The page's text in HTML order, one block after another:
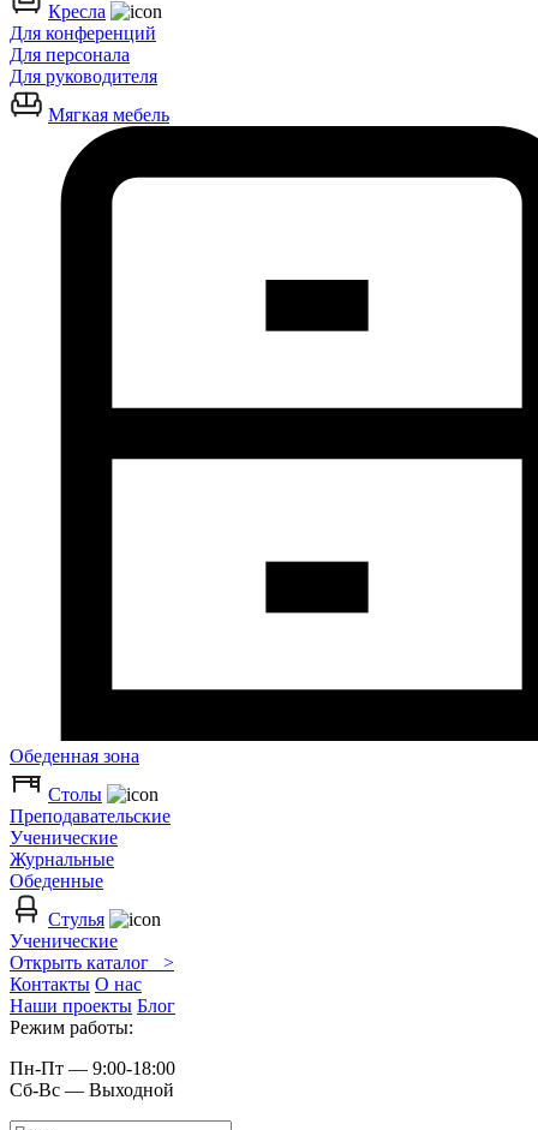
Кресла
Для конференций
Для персонала
Для руководителя
Мягкая мебель
Обеденная зона
Столы
Преподавательские
Ученические
Журнальные
Обеденные
Стулья
Ученические
Открыть каталог >
Контакты О нас
Наши проекты Блог
Режим работы:
Пн-Пт — 9:00-18:00
Сб-Вс — Выходной